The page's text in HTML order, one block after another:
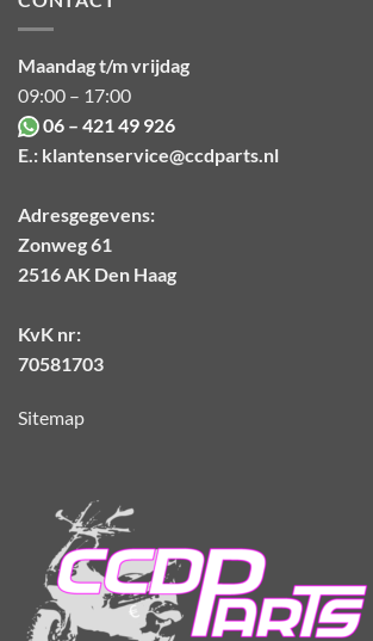
Maandag t/m vrijdag
09:00 – 17:00
06 – 421 49 926
E.: klantenservice@ccdparts.nl
Adresgegevens:
Zonweg 61
2516 AK Den Haag
KvK nr:
70581703
Sitemap